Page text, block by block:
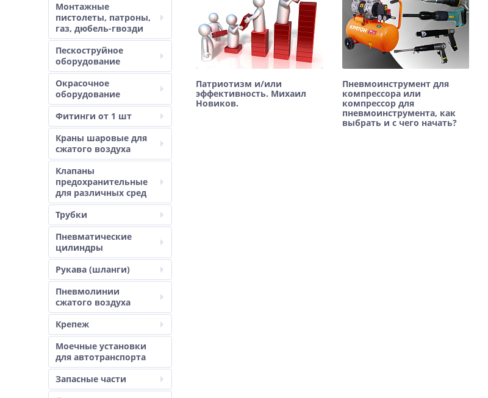
Монтажные
пистолеты, патроны,
газ, дюбель-гвозди
Пескоструйное
оборудование
Окрасочное
оборудование
Фитинги от 1 шт
Краны шаровые для
сжатого воздуха
Клапаны
предохранительные
для различных сред
Трубки
Пневматические
цилиндры
Рукава (шланги)
Пневмолинии
сжатого воздуха
Крепеж
Моечные установки
для автотранспорта
Запасные части
Патриотизм и/или
эффективность. Михаил
Новиков.
Пневмоинструмент для
компрессора или
компрессор для
пневмоинструмента, как
выбрать и с чего начать?